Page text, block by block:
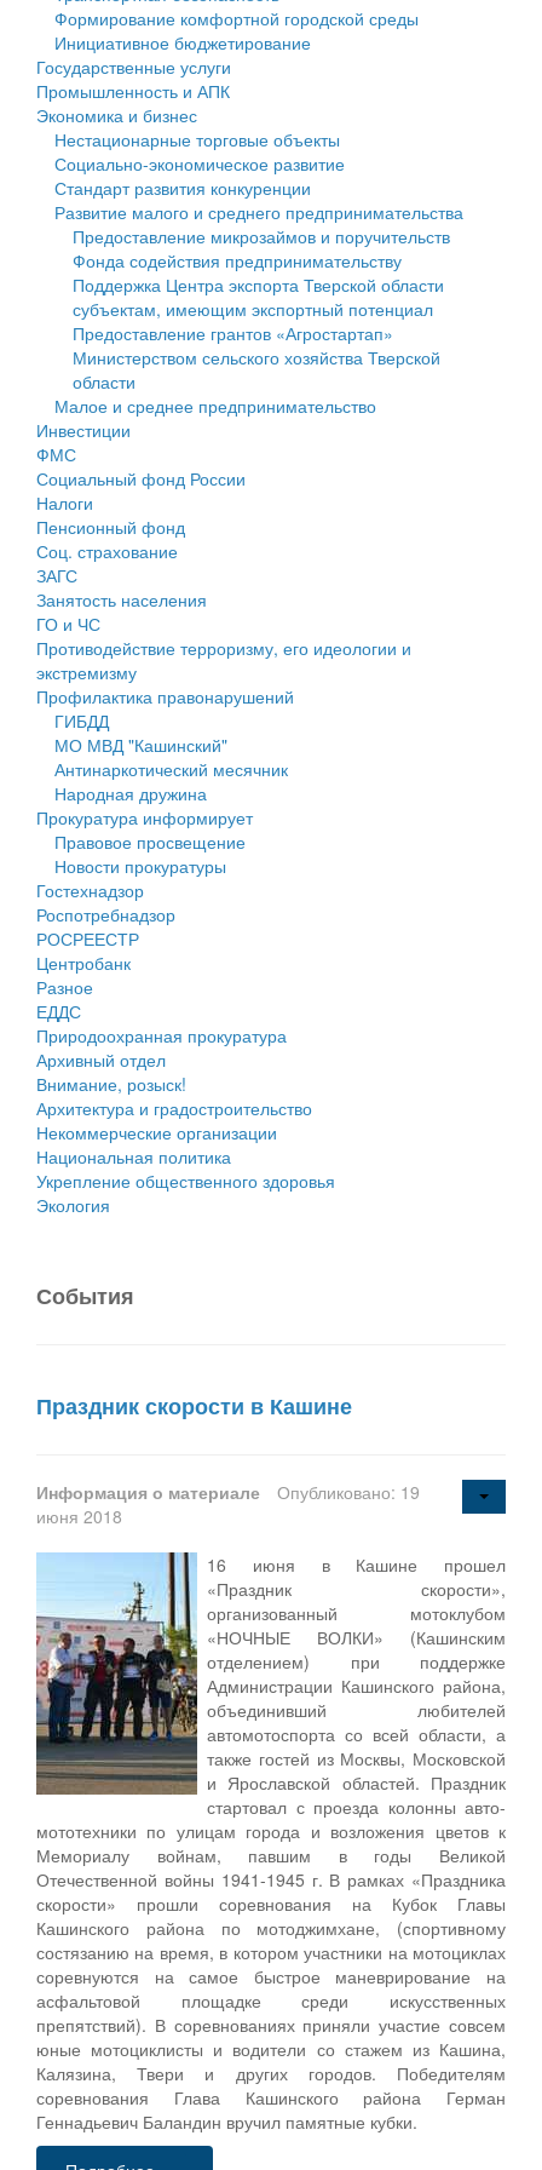
Государственные услуги
Промышленность и АПК
Экономика и бизнес
Символика
Устав
Гостям округа
Туризм
Культура
Образование
Здравоохранение
Социальная защита
Фотоальбом
муниципального округа Тверской области
Администрация Кашинского муниципального округа
Тверской области
Управление сельскими территориями
Открытые данные
Работа с обращениями граждан
Муниципальный контроль
Муниципальные услуги
Проекты административных регламентов
Антимонопольный комплаенс
Противодействие коррупции
Финансовое управление
Бюджет для граждан
Имущество
Выявление правообладателей ранее учтенных
объектов недвижимости
Имущественная поддержка субъектов малого и
среднего предпринимательства
Информационная поддержка субъектов малого и
среднего предпринимательства
Муниципальные программы
Контрольно-счетная палата
Персональные данные
Оценка регулирующего воздействия
Деятельность МУ
Нормативы градостроительного проектирования
Правила землепользования и застройки
Генеральные планы
Проекты планировки территории
Собрание депутатов
Городское поселение
Сельские поселения
Формирование комфортной городской среды
Инициативное бюджетирование
Государственные услуги
Промышленность и АПК
Экономика и бизнес
Нестационарные торговые объекты
Социально-экономическое развитие
Стандарт развития конкуренции
Развитие малого и среднего предпринимательства
Предоставление микрозаймов и поручительств
Фонда содействия предпринимательству
Поддержка Центра экспорта Тверской области
субъектам, имеющим экспортный потенциал
Предоставление грантов «Агростартап»
Министерством сельского хозяйства Тверской
области
Малое и среднее предпринимательство
Инвестиции
ФМС
Социальный фонд России
Налоги
Пенсионный фонд
Соц. страхование
ЗАГС
Занятость населения
ГО и ЧС
Противодействие терроризму, его идеологии и
экстремизму
Профилактика правонарушений
ГИБДД
МО МВД "Кашинский"
Антинаркотический месячник
Народная дружина
Прокуратура информирует
Правовое просвещение
Новости прокуратуры
Гостехнадзор
Роспотребнадзор
РОСРЕЕСТР
Центробанк
Разное
ЕДДС
Природоохранная прокуратура
Архивный отдел
Внимание, розыск!
Архитектура и градостроительство
Некоммерческие организации
Национальная политика
Укрепление общественного здоровья
Экология
События
Праздник скорости в Кашине
Информация о материале
Опубликовано: 19
июня 2018
16 июня в Кашине прошел
«Праздник скорости»,
организованный мотоклубом
«НОЧНЫЕ ВОЛКИ» (Кашинским
отделением) при поддержке
Администрации Кашинского района,
объединивший любителей
автомотоспорта со всей области, а
также гостей из Москвы, Московской
и Ярославской областей. Праздник
стартовал с проезда колонны авто-
мототехники по улицам города и возложения цветов к
Мемориалу войнам, павшим в годы Великой
Отечественной войны 1941-1945 г. В рамках «Праздника
скорости» прошли соревнования на Кубок Главы
Кашинского района по мотоджимхане, (спортивному
состязанию на время, в котором участники на мотоциклах
соревнуются на самое быстрое маневрирование на
асфальтовой площадке среди искусственных
препятствий). В соревнованиях приняли участие совсем
юные мотоциклисты и водители со стажем из Кашина,
Калязина, Твери и других городов. Победителям
соревнования Глава Кашинского района Герман
Геннадьевич Баландин вручил памятные кубки.